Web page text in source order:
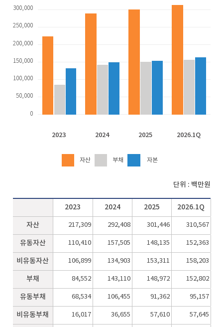
300,000
250,000
200,000
150,000
100,000
50,000
0
2023 2024 2025 2026.1Q
자산 부채 자본
단위 : 백만원
2023 2024 2025 2026.1Q
자산 217,309 292,408 301,446 310,567
유동자산 110,410 157,505 148,135 152,363
비유동자산 106,899 134,903 153,311 158,203
부채 84,552 143,110 148,972 152,802
유동부채 68,534 106,455 91,362 95,157
비유동부채 16,017 36,655 57,610 57,645